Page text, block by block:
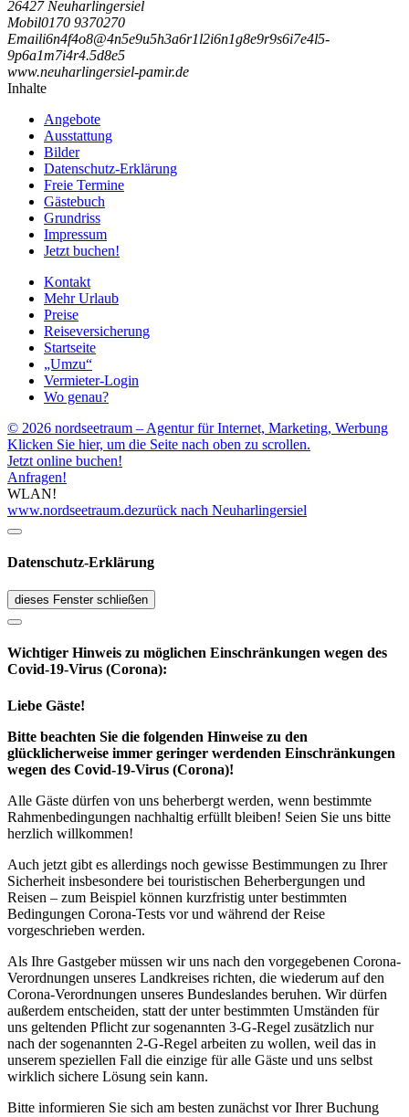
26427 Neuharlingersiel
Mobil0170 9370270
Emaili6n4f4o8@4n5e9u5h3a6r1l2i6n1g8e9r9s6i7e4l5-
9p6a1m7i4r4.5d8e5
www.neuharlingersiel-pamir.de
Inhalte
Angebote
Ausstattung
Bilder
Datenschutz-Erklärung
Freie Termine
Gästebuch
Grundriss
Impressum
Jetzt buchen!
Kontakt
Mehr Urlaub
Preise
Reiseversicherung
Startseite
„Umzu“
Vermieter-Login
Wo genau?
© 2026 nordseetraum – Agentur für Internet, Marketing, Werbung
Klicken Sie hier, um die Seite nach oben zu scrollen.
Jetzt online buchen!
Anfragen!
WLAN!
www.nordseetraum.dezurück nach Neuharlingersiel
Datenschutz-Erklärung
dieses Fenster schließen
Wichtiger Hinweis zu möglichen Ein­schränk­ungen wegen des
Covid-19-Virus (Corona):
Liebe Gäste!
Bitte beachten Sie die folgenden Hinweise zu den
glücklicherweise immer geringer werdenden Einschränkungen
wegen des Covid-19-Virus (Corona)!
Alle Gäste dürfen von uns beherbergt werden, wenn bestimmte
Rahmenbedingungen nachhaltig erfüllt bleiben! Seien Sie uns bitte
herzlich willkommen!
Auch jetzt gibt es allerdings noch gewisse Bestimmungen zu Ihrer
Sicherheit insbesondere bei touristischen Beherbergungen und
Reisen – zum Beispiel können kurzfristig unter bestimmten
Bedingungen Corona-Tests vor und während der Reise
vorgeschrieben werden.
Als Ihre Gastgeber müssen wir uns nach den vorgegebenen Corona-
Verordnungen unseres Landkreises richten, die wiederum auf den
Corona-Verordnungen unseres Bundeslandes beruhen. Wir dürfen
außerdem entscheiden, statt der unter bestimmten Umständen für
uns geltenden Pflicht zur sogenannten 3-G-Regel zusätzlich nur
nach der sogenannten 2-G-Regel arbeiten zu wollen, weil das in
unserem speziellen Fall die einzige für alle Gäste und uns selbst
wirklich sichere Lösung sein kann.
Bitte informieren Sie sich am besten zunächst vor Ihrer Buchung